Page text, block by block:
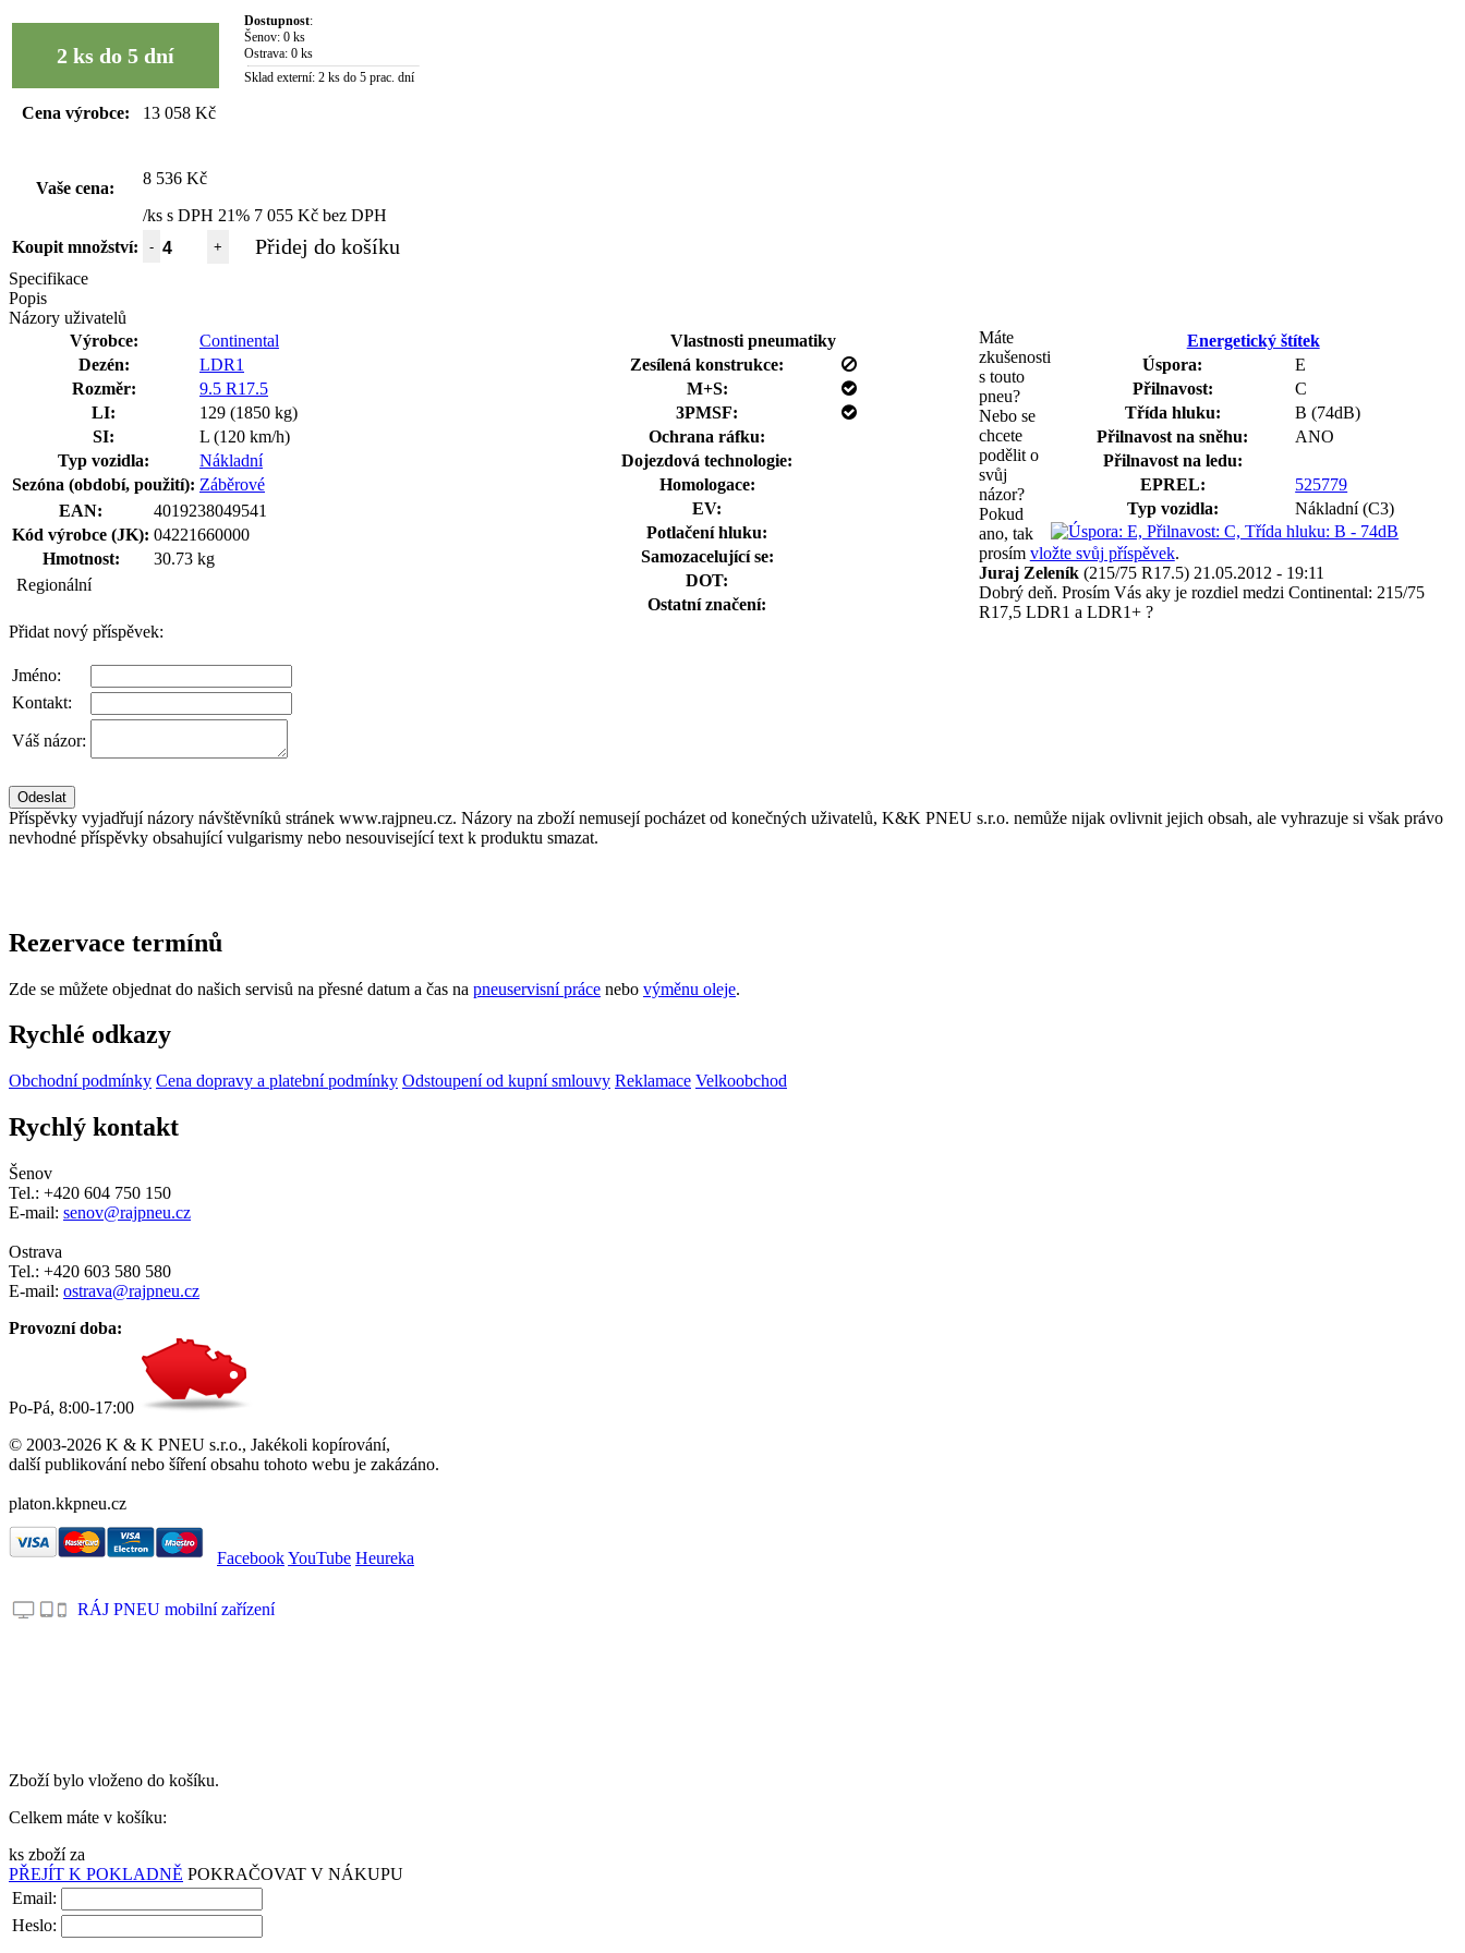
2 ks do 5 dní
Dostupnost:
Šenov: 0 ks
Ostrava: 0 ks
Sklad externí: 2 ks do 5 prac. dní
Cena výrobce: 13 058 Kč
Vaše cena:
8 536 Kč
/ks s DPH 21% 7 055 Kč bez DPH
Koupit množství:
- + Přidej do košíku
Specifikace
Popis
Názory uživatelů
Výrobce:
Continental
Dezén:
LDR1
Rozměr:
9.5 R17.5
LI:
129 (1850 kg)
SI:
L (120 km/h)
Typ vozidla:
Nákladní
Sezóna (období, použití): Záběrové
EAN:
4019238049541
Kód výrobce (JK): 04221660000
Hmotnost:
30.73 kg
Regionální
Vlastnosti pneumatiky
Zesílená konstrukce:
M+S:
3PMSF:
Ochrana ráfku:
Dojezdová technologie:
Homologace:
EV:
Potlačení hluku:
Samozacelující se:
DOT:
Ostatní značení:
Energetický štítek
Úspora:
E
Přilnavost:
C
Třída hluku:
B (74dB)
Přilnavost na sněhu:
ANO
Přilnavost na ledu:
EPREL:
525779
Typ vozidla:
Nákladní (C3)
Máte
zkušenosti
s touto
pneu?
Nebo se
chcete
podělit o
svůj
názor?
Pokud
ano, tak
prosím vložte svůj příspěvek.
Juraj Zeleník(215/75 R17.5) 21.05.2012 - 19:11
Dobrý deň. Prosím Vás aky je rozdiel medzi Continental: 215/75
R17,5 LDR1 a LDR1+ ?
Přidat nový příspěvek:
Jméno:
Kontakt:
Váš názor:
Příspěvky vyjadřují názory návštěvníků stránek www.rajpneu.cz. Názory na zboží nemusejí pocházet od konečných uživatelů, K&K PNEU s.r.o. nemůže nijak ovlivnit jejich obsah, ale vyhrazuje si však právo
nevhodné příspěvky obsahující vulgarismy nebo nesouvisející text k produktu smazat.
Rezervace termínů
Zde se můžete objednat do našich servisů na přesné datum a čas na pneuservisní práce nebo výměnu oleje.
Rychlé odkazy
Obchodní podmínky Cena dopravy a platební podmínky Odstoupení od kupní smlouvy Reklamace Velkoobchod
Rychlý kontakt
Šenov
Tel.: +420 604 750 150
E-mail: senov@rajpneu.cz
Ostrava
Tel.: +420 603 580 580
E-mail: ostrava@rajpneu.cz
Provozní doba:
Po-Pá, 8:00-17:00
© 2003-2026 K & K PNEU s.r.o., Jakékoli kopírování,
další publikování nebo šíření obsahu tohoto webu je zakázáno.
platon.kkpneu.cz
FacebookYouTube Heureka
RÁJ PNEU mobilní zařízení
Zboží bylo vloženo do košíku.
Celkem máte v košíku:
ks zboží za
PŘEJÍT K POKLADNĚ POKRAČOVAT V NÁKUPU
Email:
Heslo: